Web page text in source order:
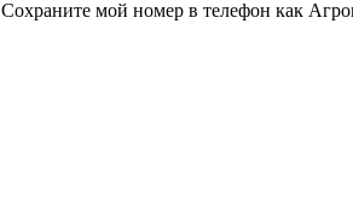
Сохраните мой номер в телефон как